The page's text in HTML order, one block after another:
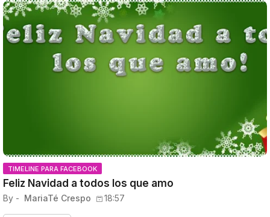
TIMELINE PARA FACEBOOK
Feliz Navidad a todos los que amo
By - MariaTé Crespo 18:57